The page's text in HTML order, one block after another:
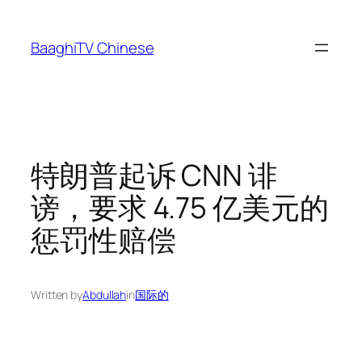
content
BaaghiTV Chinese
特朗普起诉 CNN 诽
谤，要求 4.75 亿美元的
惩罚性赔偿
Written byAbdullahin国际的